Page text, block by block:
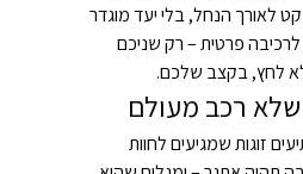
לאורך הנחל, בלי יעד מוגדר
לרכיבה פרטית – רק שניכם
לחץ, בקצב שלכם.
רכב מעולם
זוגות שמגיעים לחוות